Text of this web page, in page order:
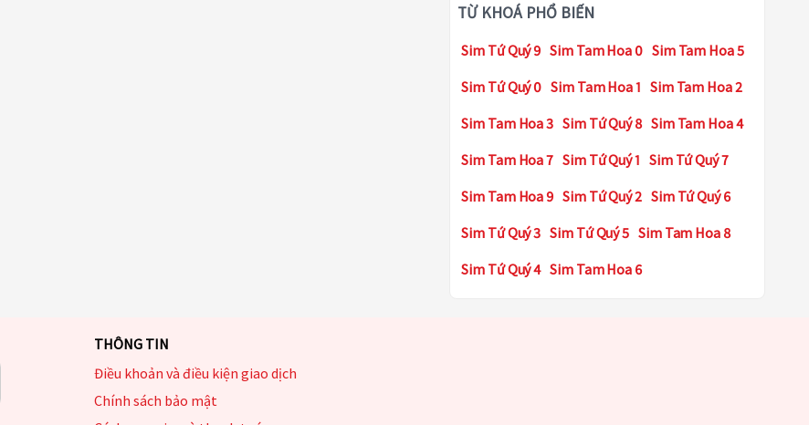
TỪ KHOÁ PHỔ BIẾN
Sim Tứ Quý 9 Sim Tam Hoa 0 Sim Tam Hoa 5
Sim Tứ Quý 0 Sim Tam Hoa 1 Sim Tam Hoa 2
Sim Tam Hoa 3 Sim Tứ Quý 8 Sim Tam Hoa 4
Sim Tam Hoa 7 Sim Tứ Quý 1 Sim Tứ Quý 7
Sim Tam Hoa 9 Sim Tứ Quý 2 Sim Tứ Quý 6
Sim Tứ Quý 3 Sim Tứ Quý 5 Sim Tam Hoa 8
Sim Tứ Quý 4 Sim Tam Hoa 6
THÔNG TIN
Điều khoản và điều kiện giao dịch
Chính sách bảo mật